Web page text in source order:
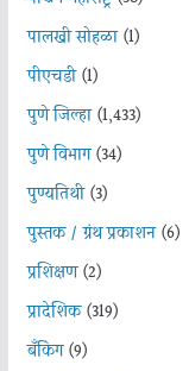
पालखी सोहळा(1)
पीएचडी(1)
पुणे जिल्हा(1,433)
पुणे विभाग(34)
पुण्यतिथी(3)
पुस्तक / ग्रंथ प्रकाशन(6)
प्रशिक्षण(2)
प्रादेशिक(319)
बँकिंग(9)